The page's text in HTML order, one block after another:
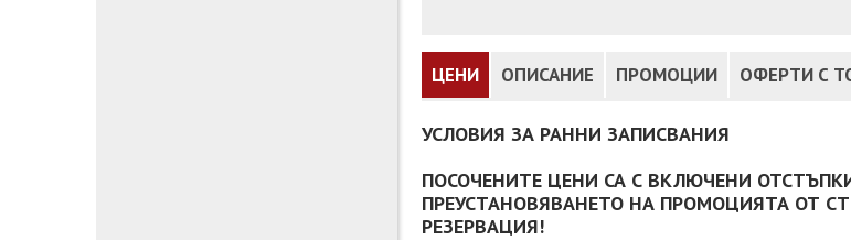
ЦЕНИ ОПИСАНИЕ ПРОМОЦИИ ОФЕРТИ С
УСЛОВИЯ ЗА РАННИ ЗАПИСВАНИЯ
ПОСОЧЕНИТЕ ЦЕНИ СА С ВКЛЮЧЕНИ
ПРЕУСТАНОВЯВАНЕТО НА ПРОМОЦИЯТА ОТ
РЕЗЕРВАЦИЯ!